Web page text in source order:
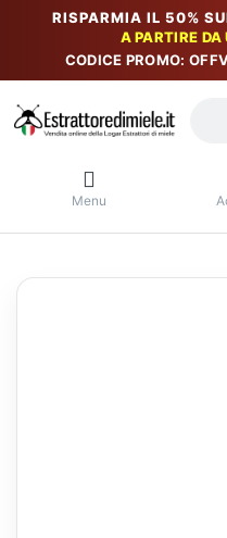
RISPARMIA IL 50%
A PARTIRE
CODICE PROMO:
Menu